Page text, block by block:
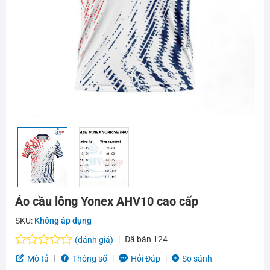
Áo cầu lông Yonex AHV10 cao cấp
SKU: Không áp dụng
Được
(đánh giá) Đã bán 124
Mô tả
Thông số Hỏi Đáp So sánh